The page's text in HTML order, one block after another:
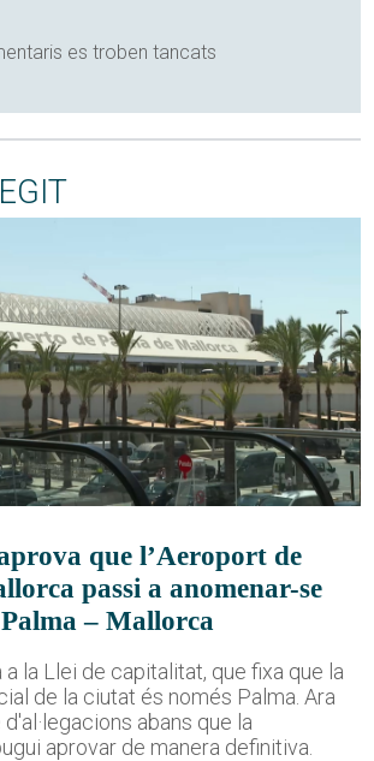
es troben tancats
que l’Aeroport de
passi a anomenar-se
– Mallorca
a la Llei de capitalitat, que fixa que la
de la ciutat és només Palma. Ara
abans que la
aprovar de manera definitiva.